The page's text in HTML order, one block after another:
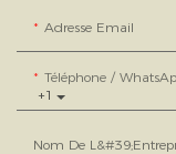
Adresse Email
+1
Téléphone /
Nom De